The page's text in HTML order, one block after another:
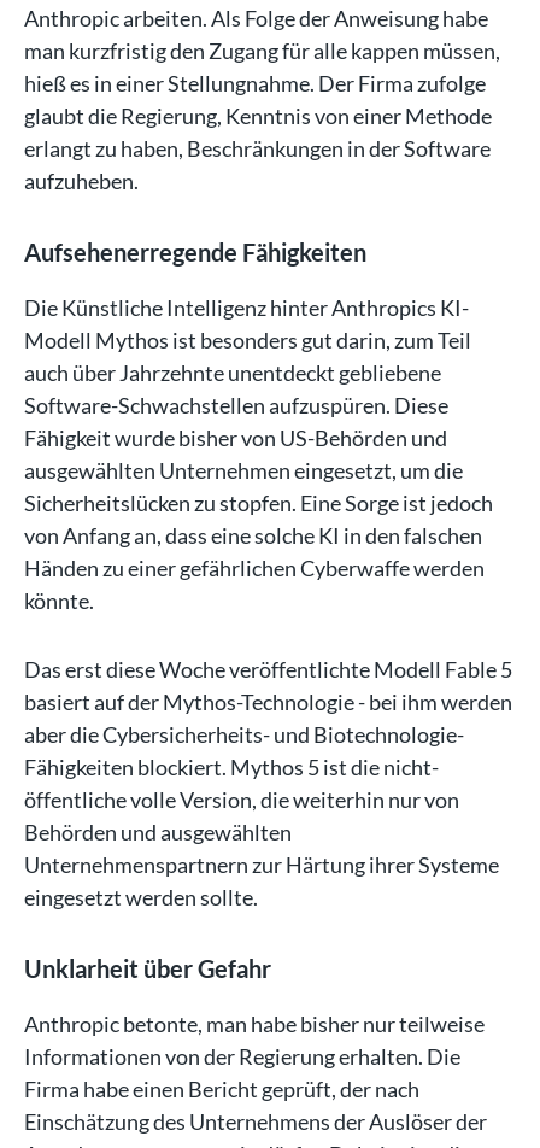
Anthropic arbeiten. Als Folge der Anweisung habe
man kurzfristig den Zugang für alle kappen müssen,
hieß es in einer Stellungnahme. Der Firma zufolge
glaubt die Regierung, Kenntnis von einer Methode
erlangt zu haben, Beschränkungen in der Software
aufzuheben.
Aufsehenerregende Fähigkeiten
Die Künstliche Intelligenz hinter Anthropics KI-
Modell Mythos ist besonders gut darin, zum Teil
auch über Jahrzehnte unentdeckt gebliebene
Software-Schwachstellen aufzuspüren. Diese
Fähigkeit wurde bisher von US-Behörden und
ausgewählten Unternehmen eingesetzt, um die
Sicherheitslücken zu stopfen. Eine Sorge ist jedoch
von Anfang an, dass eine solche KI in den falschen
Händen zu einer gefährlichen Cyberwaffe werden
könnte.
Das erst diese Woche veröffentlichte Modell Fable 5
basiert auf der Mythos-Technologie - bei ihm werden
aber die Cybersicherheits- und Biotechnologie-
Fähigkeiten blockiert. Mythos 5 ist die nicht-
öffentliche volle Version, die weiterhin nur von
Behörden und ausgewählten
Unternehmenspartnern zur Härtung ihrer Systeme
eingesetzt werden sollte.
Unklarheit über Gefahr
Anthropic betonte, man habe bisher nur teilweise
Informationen von der Regierung erhalten. Die
Firma habe einen Bericht geprüft, der nach
Einschätzung des Unternehmens der Auslöser der